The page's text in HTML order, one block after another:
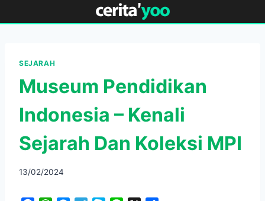
to
SEJARAH
Museum Pendidikan
Indonesia – Kenali
Sejarah Dan Koleksi MPI
13/02/2024